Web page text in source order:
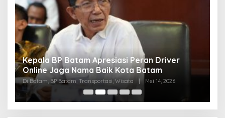
Kepala BP Batam Apresiasi Peran Driver
Online Jaga Nama Baik Kota Batam
Di Batam, BP Batam, Transportasi, Wisata | Mei 14, 2026